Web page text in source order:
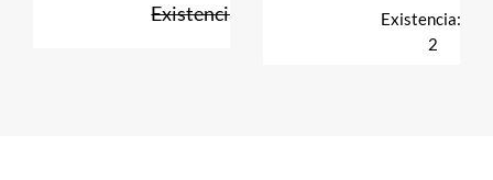
Existencia:
Existencia:
2